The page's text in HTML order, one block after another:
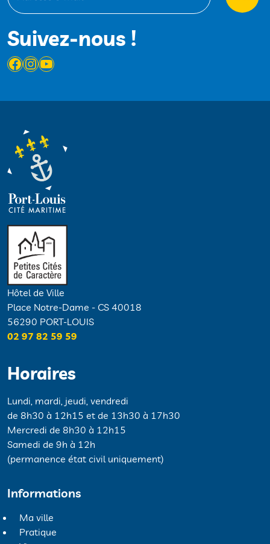
Suivez-nous !
Facebook
Instagram
YouTube
Hôtel de Ville
Place Notre-Dame - CS 40018
56290 PORT-LOUIS
02 97 82 59 59
Horaires
Lundi, mardi, jeudi, vendredi
de 8h30 à 12h15 et de 13h30 à 17h30
Mercredi de 8h30 à 12h15
Samedi de 9h à 12h
(permanence état civil uniquement)
Informations
Ma ville
Pratique